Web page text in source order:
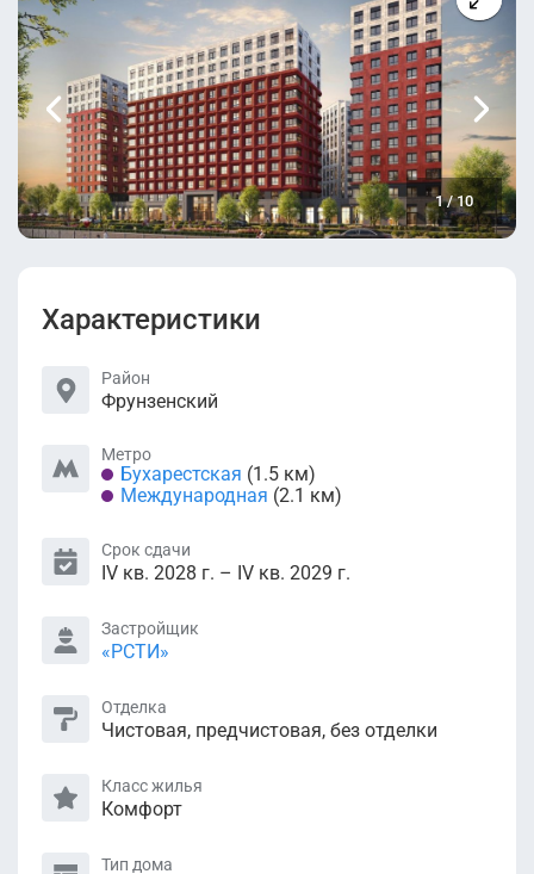
1/10
Характеристики
Район
Фрунзенский
Метро
Бухарестская (1.5 км)
Международная (2.1 км)
Срок сдачи
IV кв. 2028 г. – IV кв. 2029 г.
Застройщик
«РСТИ»
Отделка
Чистовая, предчистовая, без отделки
Класс жилья
Комфорт
Тип дома